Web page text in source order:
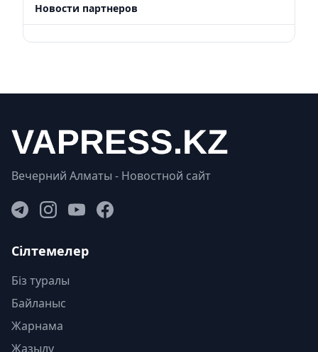
Новости партнеров
Вечерний Алматы - Новостной сайт
Сілтемелер
Біз туралы
Байланыс
Жарнама
Жазылу